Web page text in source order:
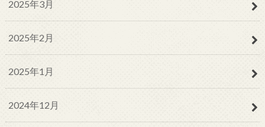
2025年3月
2025年2月
2025年1月
2024年12月